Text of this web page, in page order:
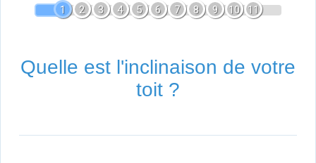
1 2 3 4 5 6 7 8 9 10 11
Quelle est l'inclinaison de votre
toit ?